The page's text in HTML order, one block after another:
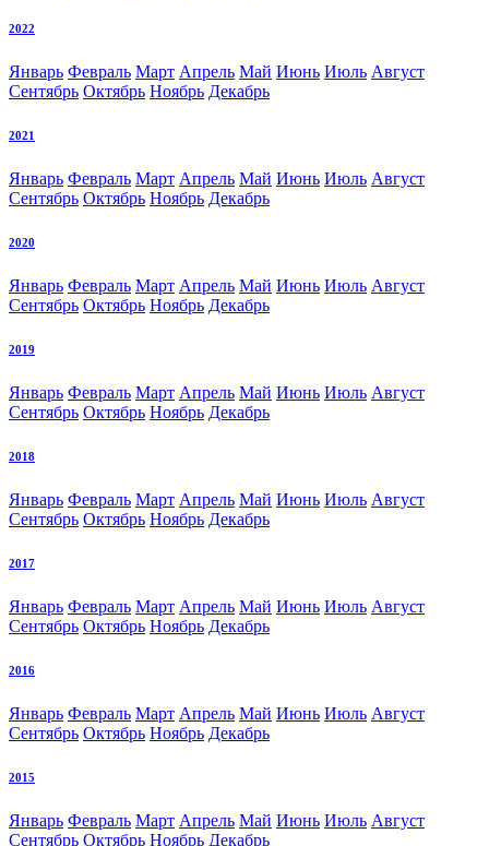
2022
Январь Февраль Март Апрель Май Июнь Июль Август
Сентябрь Октябрь Ноябрь Декабрь
2021
Январь Февраль Март Апрель Май Июнь Июль Август
Сентябрь Октябрь Ноябрь Декабрь
2020
Январь Февраль Март Апрель Май Июнь Июль Август
Сентябрь Октябрь Ноябрь Декабрь
2019
Январь Февраль Март Апрель Май Июнь Июль Август
Сентябрь Октябрь Ноябрь Декабрь
2018
Январь Февраль Март Апрель Май Июнь Июль Август
Сентябрь Октябрь Ноябрь Декабрь
2017
Январь Февраль Март Апрель Май Июнь Июль Август
Сентябрь Октябрь Ноябрь Декабрь
2016
Январь Февраль Март Апрель Май Июнь Июль Август
Сентябрь Октябрь Ноябрь Декабрь
2015
Январь Февраль Март Апрель Май Июнь Июль Август
Сентябрь Октябрь Ноябрь Декабрь